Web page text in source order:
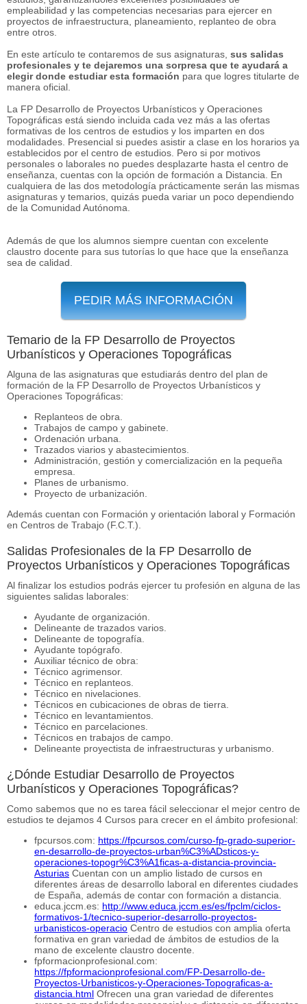
empleabilidad y las competencias necesarias para ejercer en
proyectos de infraestructura, planeamiento, replanteo de obra
entre otros.
En este artículo te contaremos de sus asignaturas, sus salidas
profesionales y te dejaremos una sorpresa que te ayudará a
elegir donde estudiar esta formación para que logres titularte de
manera oficial.
La FP Desarrollo de Proyectos Urbanísticos y Operaciones
Topográficas está siendo incluida cada vez más a las ofertas
formativas de los centros de estudios y los imparten en dos
modalidades. Presencial si puedes asistir a clase en los horarios ya
establecidos por el centro de estudios. Pero si por motivos
personales o laborales no puedes desplazarte hasta el centro de
enseñanza, cuentas con la opción de formación a Distancia. En
cualquiera de las dos metodología prácticamente serán las mismas
asignaturas y temarios, quizás pueda variar un poco dependiendo
de la Comunidad Autónoma.
Además de que los alumnos siempre cuentan con excelente
claustro docente para sus tutorías lo que hace que la enseñanza
sea de calidad.
PEDIR MÁS INFORMACIÓN
Temario de la FP Desarrollo de Proyectos
Urbanísticos y Operaciones Topográficas
Alguna de las asignaturas que estudiarás dentro del plan de
formación de la FP Desarrollo de Proyectos Urbanísticos y
Operaciones Topográficas:
Replanteos de obra.
Trabajos de campo y gabinete.
Ordenación urbana.
Trazados viarios y abastecimientos.
Administración, gestión y comercialización en la pequeña
empresa.
Planes de urbanismo.
Proyecto de urbanización.
Además cuentan con Formación y orientación laboral y Formación
en Centros de Trabajo (F.C.T.).
Salidas Profesionales de la FP Desarrollo de
Proyectos Urbanísticos y Operaciones Topográficas
Al finalizar los estudios podrás ejercer tu profesión en alguna de las
siguientes salidas laborales:
Ayudante de organización.
Delineante de trazados varios.
Delineante de topografía.
Ayudante topógrafo.
Auxiliar técnico de obra:
Técnico agrimensor.
Técnico en replanteos.
Técnico en nivelaciones.
Técnicos en cubicaciones de obras de tierra.
Técnico en levantamientos.
Técnico en parcelaciones.
Técnicos en trabajos de campo.
Delineante proyectista de infraestructuras y urbanismo.
¿Dónde Estudiar Desarrollo de Proyectos
Urbanísticos y Operaciones Topográficas?
Como sabemos que no es tarea fácil seleccionar el mejor centro de
estudios te dejamos 4 Cursos para crecer en el ámbito profesional:
fpcursos.com: https://fpcursos.com/curso-fp-grado-superior-
en-desarrollo-de-proyectos-urban%C3%ADsticos-y-
operaciones-topogr%C3%A1ficas-a-distancia-provincia-
Asturias Cuentan con un amplio listado de cursos en
diferentes áreas de desarrollo laboral en diferentes ciudades
de España, además de contar con formación a distancia.
educa.jccm.es: http://www.educa.jccm.es/es/fpclm/ciclos-
formativos-1/tecnico-superior-desarrollo-proyectos-
urbanisticos-operacio Centro de estudios con amplia oferta
formativa en gran variedad de ámbitos de estudios de la
mano de excelente claustro docente.
fpformacionprofesional.com:
https://fpformacionprofesional.com/FP-Desarrollo-de-
Proyectos-Urbanisticos-y-Operaciones-Topograficas-a-
distancia.html Ofrecen una gran variedad de diferentes